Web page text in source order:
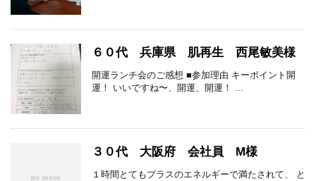
６０代 兵庫県 肌再生 西尾敏美様
開運ランチ会のご感想 ■参加理由 キーポイント開
運！ いいですね〜、開運、開運！ ...
３０代 大阪府 会社員 M様
１時間とてもプラスのエネルギーで満たされて、 と